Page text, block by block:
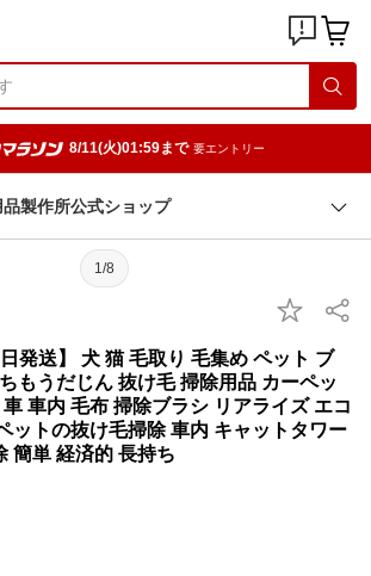
8/11(火)01:59まで 要エントリー
製作所公式ショップ
1/8
発送】 犬 猫 毛取り 毛集め ペット ブ
もうだじん 抜け毛 掃除用品 カーペッ
車 車内 毛布 掃除ブラシ リアライズ エコ
ットの抜け毛掃除 車内 キャットタワー
簡単 経済的 長持ち